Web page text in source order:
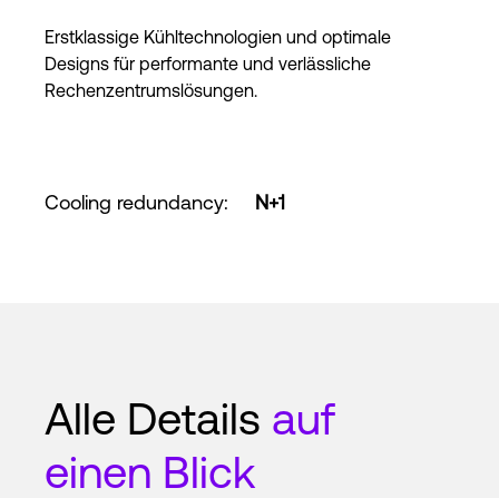
Erstklassige Kühltechnologien und optimale
Designs für performante und verlässliche
Rechenzentrumslösungen.
Cooling redundancy: N+1
Alle Details auf
einen Blick